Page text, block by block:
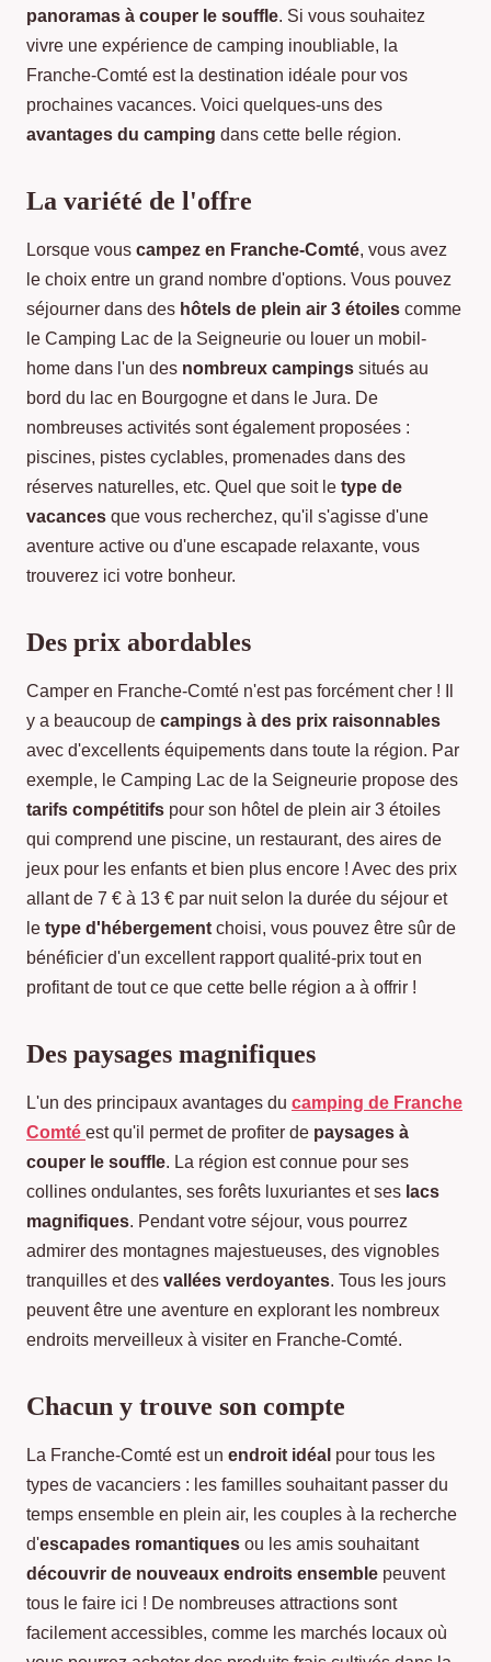
panoramas à couper le souffle. Si vous souhaitez
vivre une expérience de camping inoubliable, la
Franche-Comté est la destination idéale pour vos
prochaines vacances. Voici quelques-uns des
avantages du camping dans cette belle région.
La variété de l'offre
Lorsque vous campez en Franche-Comté, vous avez
le choix entre un grand nombre d'options. Vous pouvez
séjourner dans des hôtels de plein air 3 étoiles comme
le Camping Lac de la Seigneurie ou louer un mobil-
home dans l'un des nombreux campings situés au
bord du lac en Bourgogne et dans le Jura. De
nombreuses activités sont également proposées :
piscines, pistes cyclables, promenades dans des
réserves naturelles, etc. Quel que soit le type de
vacances que vous recherchez, qu'il s'agisse d'une
aventure active ou d'une escapade relaxante, vous
trouverez ici votre bonheur.
Des prix abordables
Camper en Franche-Comté n'est pas forcément cher ! Il
y a beaucoup de campings à des prix raisonnables
avec d'excellents équipements dans toute la région. Par
exemple, le Camping Lac de la Seigneurie propose des
tarifs compétitifs pour son hôtel de plein air 3 étoiles
qui comprend une piscine, un restaurant, des aires de
jeux pour les enfants et bien plus encore ! Avec des prix
allant de 7 € à 13 € par nuit selon la durée du séjour et
le type d'hébergement choisi, vous pouvez être sûr de
bénéficier d'un excellent rapport qualité-prix tout en
profitant de tout ce que cette belle région a à offrir !
Des paysages magnifiques
L'un des principaux avantages du camping de Franche
Comté est qu'il permet de profiter de paysages à
couper le souffle. La région est connue pour ses
collines ondulantes, ses forêts luxuriantes et ses lacs
magnifiques. Pendant votre séjour, vous pourrez
admirer des montagnes majestueuses, des vignobles
tranquilles et des vallées verdoyantes. Tous les jours
peuvent être une aventure en explorant les nombreux
endroits merveilleux à visiter en Franche-Comté.
Chacun y trouve son compte
La Franche-Comté est un endroit idéal pour tous les
types de vacanciers : les familles souhaitant passer du
temps ensemble en plein air, les couples à la recherche
d'escapades romantiques ou les amis souhaitant
découvrir de nouveaux endroits ensemble peuvent
tous le faire ici ! De nombreuses attractions sont
facilement accessibles, comme les marchés locaux où